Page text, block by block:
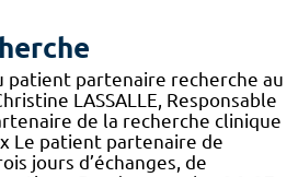
patient partenaire recherche au
LASSALLE, Responsable
de la recherche clinique
Le patient partenaire de
jours d’échanges, de